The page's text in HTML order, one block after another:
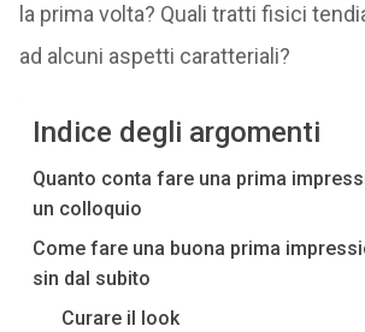
la prima volta? Quali tratti fisici
ad alcuni aspetti caratteriali?
Indice degli argomenti
Quanto conta fare una prima
un colloquio
Come fare una buona prima
sin dal subito
Curare il look